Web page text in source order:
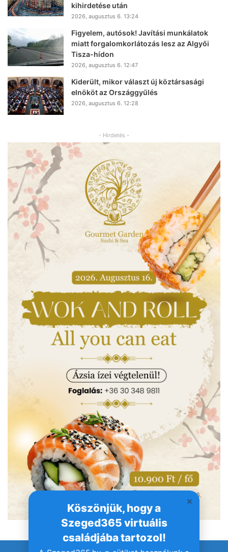
Köszönjük, hogy a
Szeged365 virtuális
családjába tartozol!
kihirdetése után
2026, augusztus 6. 13:24
Figyelem, autósok! Javítási munkálatok
miatt forgalomkorlátozás lesz az Algyői
Tisza-hídon
2026, augusztus 6. 12:47
Kiderült, mikor választ új köztársasági
elnököt az Országgyűlés
2026, augusztus 6. 12:28
- Hirdetés -